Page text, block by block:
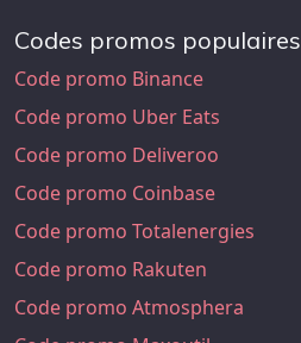
Codes promos populaires
Code promo Binance
Code promo Uber Eats
Code promo Deliveroo
Code promo Coinbase
Code promo Totalenergies
Code promo Rakuten
Code promo Atmosphera